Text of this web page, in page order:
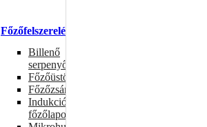
Főzőfelszerelések
Billenő
serpenyők
Főzőüstök
Főzőzsámolyok
Indukciós
főzőlapok